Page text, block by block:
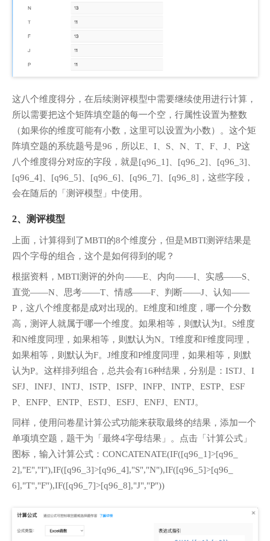
这八个维度得分，在后续测评模型中需要继续使用进行计算，
所以需要把这个矩阵填空题的每一个空，行属性设置为整数
（如果你的维度可能有小数，这里可以设置为小数）。这个矩
阵填空题的系统题号是96，所以E、I、S、N、T、F、J、P这
八个维度得分对应的字段，就是[q96_1]、[q96_2]、[q96_3]、
[q96_4]、[q96_5]、[q96_6]、[q96_7]、[q96_8]，这些字段，
会在随后的「测评模型」中使用。
2、测评模型
上面，计算得到了MBTI的8个维度分，但是MBTI测评结果是
四个字母的组合，这个是如何得到的呢？
根据资料，MBTI测评的外向——E、内向——I、实感——S、
直觉——N、思考——T、情感——F、判断——J、认知——
P，这八个维度都是成对出现的。E维度和I维度，哪一个分数
高，测评人就属于哪一个维度。如果相等，则默认为I。S维度
和N维度同理，如果相等，则默认为N。T维度和F维度同理，
如果相等，则默认为F。J维度和P维度同理，如果相等，则默
认为P。这样排列组合，总共会有16种结果，分别是：ISTJ、I
SFJ、INFJ、INTJ、ISTP、ISFP、INFP、INTP、ESTP、ESF
P、ENFP、ENTP、ESTJ、ESFJ、ENFJ、ENTJ。
同样，使用问卷星计算公式功能来获取最终的结果，添加一个
单项填空题，题干为「最终4字母结果」。点击「计算公式」
图标，输入计算公式：CONCATENATE(IF([q96_1]>[q96_
2],"E","I"),IF([q96_3]>[q96_4],"S","N"),IF([q96_5]>[q96_
6],"T","F"),IF([q96_7]>[q96_8],"J","P"))